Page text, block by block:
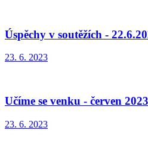
Úspěchy v soutěžích -
23. 6. 2023
Učíme se venku - červen 2023
23. 6. 2023